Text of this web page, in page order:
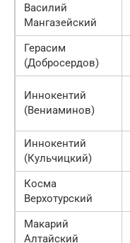
Василий
Мангазейский
Герасим
(Добросердов)
Иннокентий
(Вениаминов)
Иннокентий
(Кульчицкий)
Косма
Верхотурский
Макарий
Алтайский